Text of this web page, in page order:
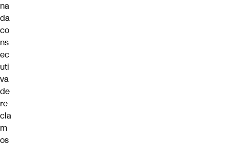
na
da
co
ns
ec
uti
va
de
re
cla
m
os